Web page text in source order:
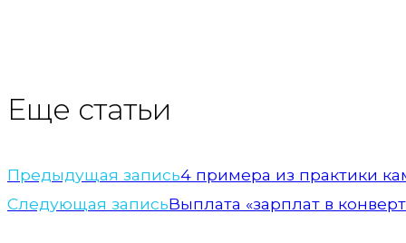
Еще статьи
Предыдущая запись4 примера из практики
Следующая записьВыплата «зарплат в